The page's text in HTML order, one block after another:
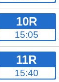
10R
15:05
11R
15:40